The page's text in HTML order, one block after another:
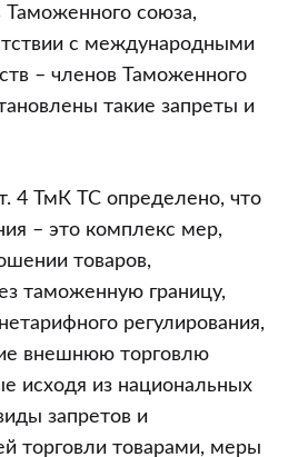
Таможенного союза,
с международными
– членов Таможенного
такие запреты и
4 ТмК ТС определено, что
– это комплекс мер,
товаров,
таможенную границу,
регулирования,
внешнюю торговлю
исходя из национальных
запретов и
торговли товарами, меры